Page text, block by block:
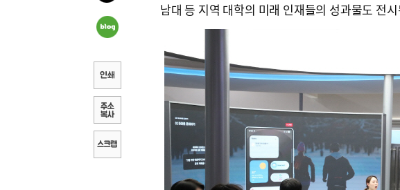
남대 등 지역 대학의 미래 인재들의 성과물도 전